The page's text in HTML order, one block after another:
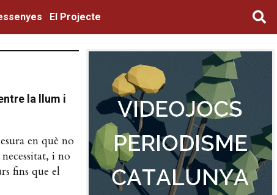
El Projecte
la llum i
en què no
i no
fins que el